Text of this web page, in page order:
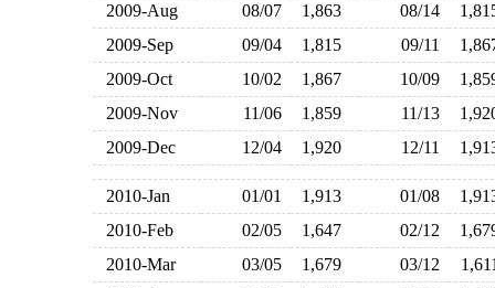
2009-Aug
08/07 1,863 08/14
2009-Sep
09/04 1,815 09/11
2009-Oct
10/02 1,867 10/09
2009-Nov
11/06 1,859 11/13
2009-Dec
12/04 1,920 12/11
2010-Jan 01/01 1,913 01/08
2010-Feb
02/05 1,647 02/12
2010-Mar
03/05 1,679 03/12